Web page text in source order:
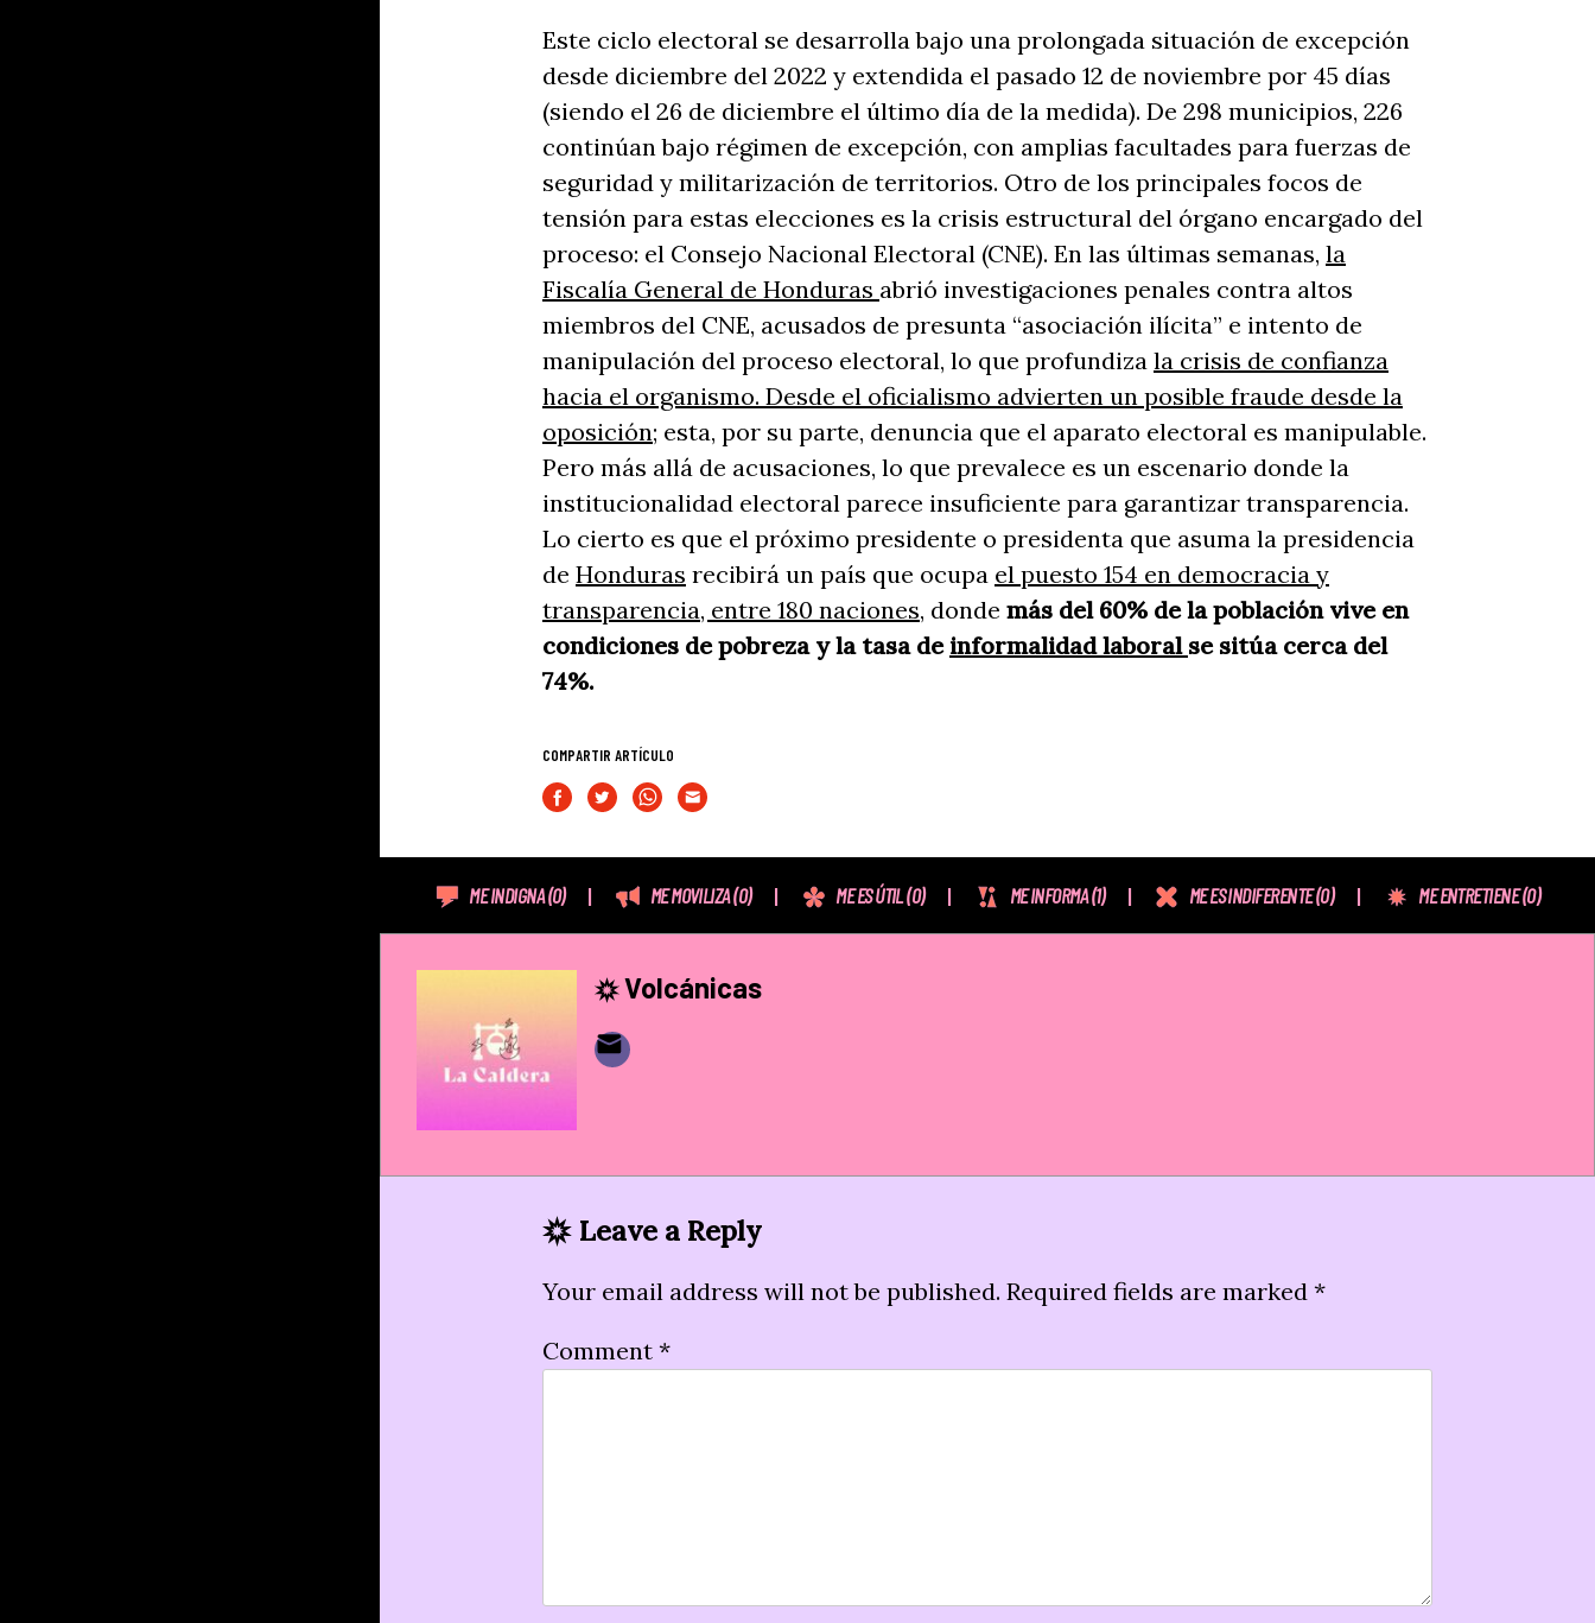
Este ciclo electoral se desarrolla bajo una prolongada situación de excepción
desde diciembre del 2022 y extendida el pasado 12 de noviembre por 45 días
(siendo el 26 de diciembre el último día de la medida). De 298 municipios, 226
continúan bajo régimen de excepción, con amplias facultades para fuerzas de
seguridad y militarización de territorios. Otro de los principales focos de
tensión para estas elecciones es la crisis estructural del órgano encargado del
proceso: el Consejo Nacional Electoral (CNE). En las últimas semanas, la
Fiscalía General de Honduras abrió investigaciones penales contra altos
miembros del CNE, acusados de presunta “asociación ilícita” e intento de
manipulación del proceso electoral, lo que profundiza la crisis de confianza
hacia el organismo. Desde el oficialismo advierten un posible fraude desde la
oposición; esta, por su parte, denuncia que el aparato electoral es manipulable.
Pero más allá de acusaciones, lo que prevalece es un escenario donde la
institucionalidad electoral parece insuficiente para garantizar transparencia.
Lo cierto es que el próximo presidente o presidenta que asuma la presidencia
de Honduras recibirá un país que ocupa el puesto 154 en democracia y
transparencia, entre 180 naciones, donde más del 60% de la población vive en
condiciones de pobreza y la tasa de informalidad laboral se sitúa cerca del
74%.
COMPARTIR ARTÍCULO
ME INDIGNA(0) ME MOVILIZA(0) ME ES ÚTIL(0) ME INFORMA(1) ME ES INDIFERENTE(0) ME ENTRETIENE(0)
Volcánicas
Leave a Reply
Your email address will not be published. Required fields are marked *
Comment *